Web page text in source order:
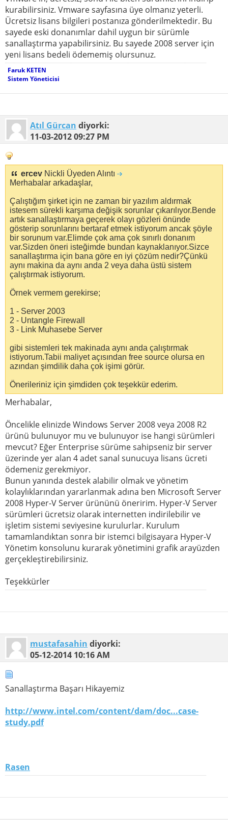
kurabilirsiniz. Vmware sayfasına üye olmanız yeterli.
Ücretsiz lisans bilgileri postanıza gönderilmektedir. Bu
sayede eski donanımlar dahil uygun bir sürümle
sanallaştırma yapabilirsiniz. Bu sayede 2008 server için
yeni lisans bedeli ödememiş olursunuz.
Faruk KETEN
Sistem Yöneticisi
Atıl Gürcan diyorki:
11-03-201209:27 PM
ercev Nickli Üyeden Alıntı
Merhabalar arkadaşlar,
Çalıştığım şirket için ne zaman bir yazılım aldırmak
istesem sürekli karşıma değişik sorunlar çıkarılıyor.Bende
artık sanallaştırmaya geçerek olayı gözleri önünde
gösterip sorunlarını bertaraf etmek istiyorum ancak şöyle
bir sorunum var.Elimde çok ama çok sınırlı donanım
var.Sizden öneri isteğimde bundan kaynaklanıyor.Sizce
sanallaştırma için bana göre en iyi çözüm nedir?Çünkü
aynı makina da aynı anda 2 veya daha üstü sistem
çalıştırmak istiyorum.
Örnek vermem gerekirse;
1 - Server 2003
2 - Untangle Firewall
3 - Link Muhasebe Server
gibi sistemleri tek makinada aynı anda çalıştırmak
istiyorum.Tabii maliyet açısından free source olursa en
azından şimdilik daha çok işimi görür.
Önerileriniz için şimdiden çok teşekkür ederim.
Merhabalar,
Öncelikle elinizde Windows Server 2008 veya 2008 R2
ürünü bulunuyor mu ve bulunuyor ise hangi sürümleri
mevcut? Eğer Enterprise sürüme sahipseniz bir server
üzerinde yer alan 4 adet sanal sunucuya lisans ücreti
ödemeniz gerekmiyor.
Bunun yanında destek alabilir olmak ve yönetim
kolaylıklarından yararlanmak adına ben Microsoft Server
2008 Hyper-V Server ürününü öneririm. Hyper-V Server
sürümleri ücretsiz olarak internetten indirilebilir ve
işletim sistemi seviyesine kurulurlar. Kurulum
tamamlandıktan sonra bir istemci bilgisayara Hyper-V
Yönetim konsolunu kurarak yönetimini grafik arayüzden
gerçekleştirebilirsiniz.
Teşekkürler
mustafasahin diyorki:
05-12-2014 10:16 AM
Sanallaştırma Başarı Hikayemiz
http://www.intel.com/content/dam/doc...case-
study.pdf
Rasen